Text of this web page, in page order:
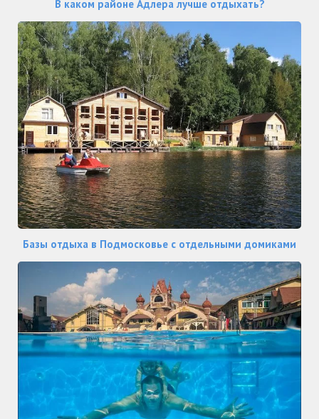
В каком районе Адлера лучше отдыхать?
Базы отдыха в Подмосковье с отдельными домиками